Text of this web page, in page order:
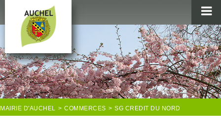
MAIRIE
AU QUOTIDIEN
AGENDA & LOISIRS
AUCHEL EN IMAGES
MAIRIE D'AUCHEL > COMMERCES > SG CREDIT DU NORD